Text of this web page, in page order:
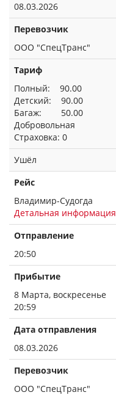
08.03.2026
Перевозчик
ООО "СпецТранс"
Тариф
Полный: 90.00
Детский: 90.00
Багаж: 50.00
Добровольная
Страховка: 0
Ушёл
Рейс
Владимир-Судогда
Детальная информация
Отправление
20:50
Прибытие
8 Марта, воскресенье
20:59
Дата отправления
08.03.2026
Перевозчик
ООО "СпецТранс"